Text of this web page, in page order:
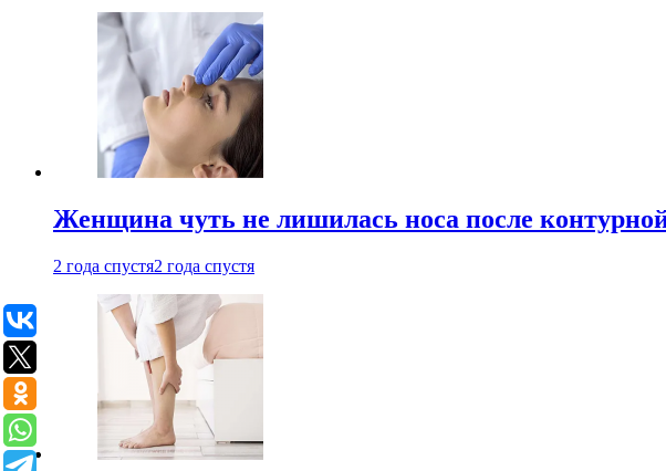
Женщина чуть не лишилась носа после
2 года спустя2 года спустя